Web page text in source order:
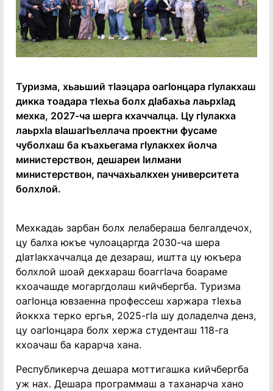
Туризма, хьаьший тӀаэцара оагӀонцара гӀулакхаш
дикка тоадара тӀехьа болх дӀабахьа лаьрхӀад
мехка, 2027-ча шерга кхаччалца. Цу гӀулакха
лаьрхӀа вӀашагӀъеллача проектни фусаме
чуболхаш ба къахьегама гӀулакхех йолча
министерствон, дешареи Ӏилмани
министерствон, паччахьалкхен университета
болхлой.
Мехкадаь зарбан болх лелабераша белгалдечох,
цу балха юкъе чулоацаргда 2030-ча шера
дӀатӀакхаччалца де дезараш, иштта цу юкъера
болхлой шоай декхараш боаггӀача боараме
кхоачашде могаргдолаш кийчбергба. Туризма
оагӀонца ювзаенна профессеш харжара тӀехьа
йоккха терко ергья, 2025-гӀа шу доладелча денз,
цу оагӀонцара болх хержа студенташ 118-га
кхоачаш ба карарча хана.
Республикерча дешара моттигашка кийчбергба
уж нах. Дешара программаш а таханарча хано